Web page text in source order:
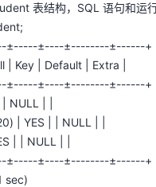
表结构，SQL 语句和运行
±-----±----±--------±------+
| Key | Default | Extra |
±-----±----±--------±------+
NULL | |
| YES | | NULL | |
| | NULL | |
±-----±----±--------±------+
sec)